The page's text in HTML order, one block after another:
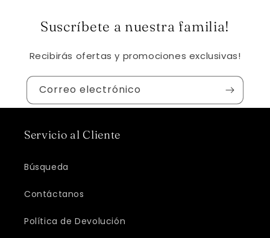
Suscríbete a nuestra familia!
Recibirás ofertas y promociones exclusivas!
Correo electrónico
Servicio al Cliente
Búsqueda
Contáctanos
Política de Devolución